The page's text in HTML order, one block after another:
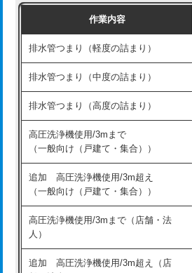
※給水管工事は20mmまでの価格です。
持込商品取付（単水栓）
持込商品取付（混合水栓）
持込商品取付（浄水器・分岐水栓）
給水管工事※（ホール加工)
給水管工事※（バンド止め)
給水管工事※（支持金具設置)
給水管工事※（保温材使用（バンド止
め込み）)
給水管工事※（土の掘削・埋め戻し作
業)
給水管工事※（塩ビ管（VP・HI）使
作業内容
排水管つまり（軽度の詰まり）
排水管つまり（中度の詰まり）
排水管つまり（高度の詰まり）
高圧洗浄機使用/3mまで
（一般向け（戸建て・集合））
追加 高圧洗浄機使用/3m超え
（一般向け（戸建て・集合））
高圧洗浄機使用/3mまで（店舗・法
人）
追加 高圧洗浄機使用/3m超え（店